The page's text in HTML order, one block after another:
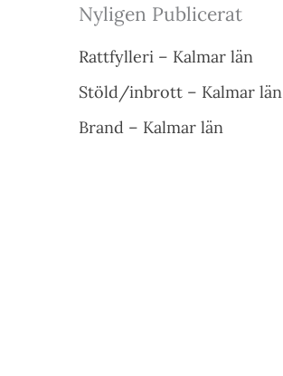
Nyligen Publicerat
Rattfylleri – Kalmar län
Stöld/inbrott – Kalmar län
Brand – Kalmar län